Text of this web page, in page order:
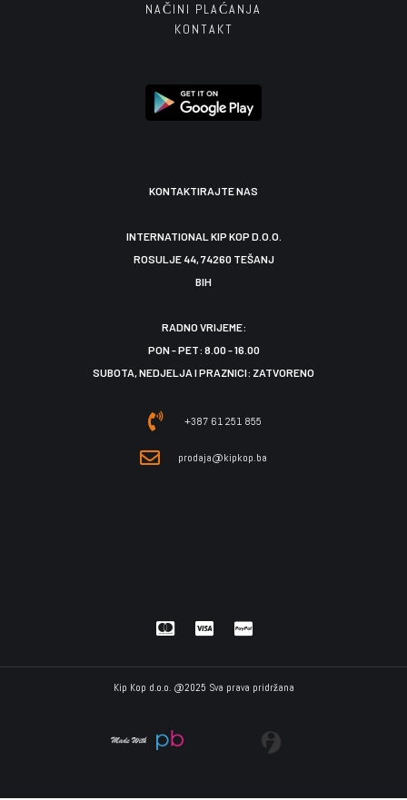
NAČINI PLAĆANJA
KONTAKT
KONTAKTIRAJTE NAS
INTERNATIONAL KIP KOP D.O.O.
ROSULJE 44, 74260 TEŠANJ
BIH
RADNO VRIJEME:
PON - PET: 8.00 - 16.00
SUBOTA, NEDJELJA I PRAZNICI: ZATVORENO
+387 61 251 855
prodaja@kipkop.ba
Kip Kop d.o.o. @2025 Sva prava pridržana